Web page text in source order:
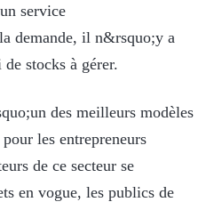
service
demande, il n&rsquo;y a
stocks à gérer.
des meilleurs modèles
les entrepreneurs
de ce secteur se
en vogue, les publics de